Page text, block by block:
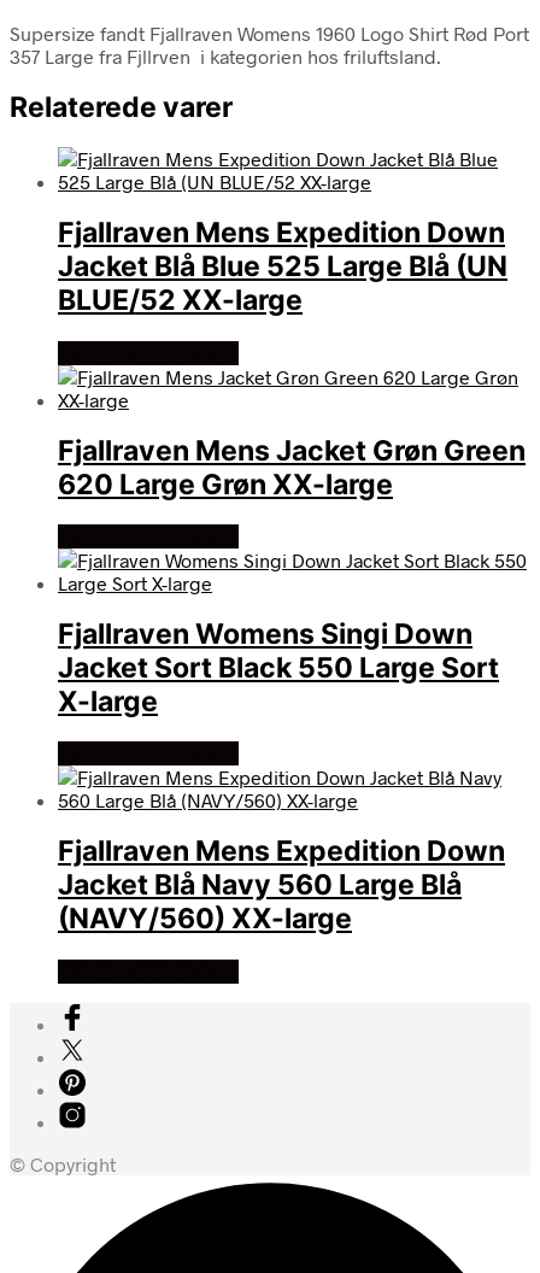
Supersize fandt Fjallraven Womens 1960 Logo Shirt Rød Port
357 Large fra Fjllrven i kategorien hos friluftsland.
Relaterede varer
Fjallraven Mens Expedition Down
Jacket Blå Blue 525 Large Blå (UN
BLUE/52 XX-large
Fjallraven Mens Jacket Grøn Green
620 Large Grøn XX-large
Fjallraven Womens Singi Down
Jacket Sort Black 550 Large Sort
X-large
Fjallraven Mens Expedition Down
Jacket Blå Navy 560 Large Blå
(NAVY/560) XX-large
© Copyright